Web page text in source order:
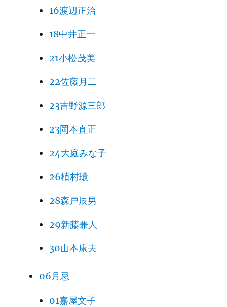
16渡辺正治
18中井正一
21小松茂美
22佐藤月二
23吉野源三郎
23岡本直正
24大庭みな子
26植村環
28森戸辰男
29新藤兼人
30山本康夫
06月忌
01嘉屋文子